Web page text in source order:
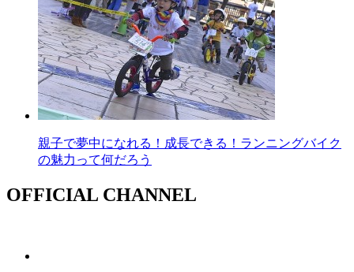
親子で夢中になれる！成長できる！ランニングバイク
の魅力って何だろう
OFFICIAL CHANNEL